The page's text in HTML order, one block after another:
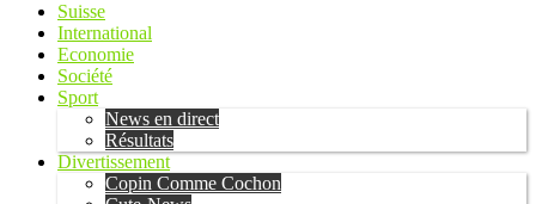
Suisse
International
Economie
Société
Sport
News en direct
Résultats
Divertissement
Copin Comme Cochon